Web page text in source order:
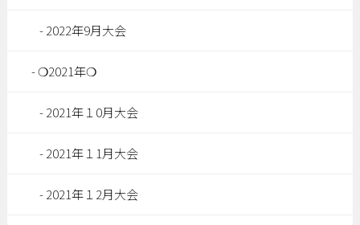
2022年9月大会
❍2021年❍
2021年１0月大会
2021年１1月大会
2021年１2月大会